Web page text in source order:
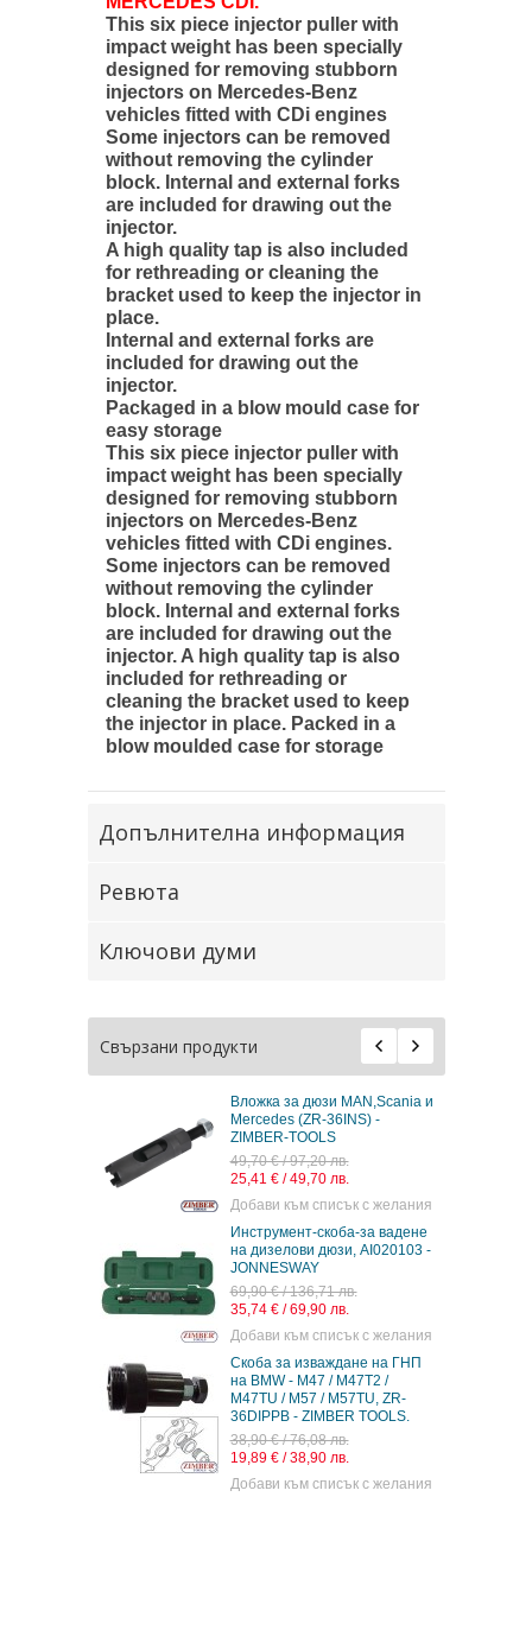
This six piece injector puller with
impact weight has been specially
designed for removing stubborn
injectors on Mercedes-Benz
vehicles fitted with CDi engines
Some injectors can be removed
without removing the cylinder
block. Internal and external forks
are included for drawing out the
injector.
A high quality tap is also included
for rethreading or cleaning the
bracket used to keep the injector in
place.
Internal and external forks are
included for drawing out the
injector.
Packaged in a blow mould case for
easy storage
This six piece injector puller with
impact weight has been specially
designed for removing stubborn
injectors on Mercedes-Benz
vehicles fitted with CDi engines.
Some injectors can be removed
without removing the cylinder
block. Internal and external forks
are included for drawing out the
injector. A high quality tap is also
included for rethreading or
cleaning the bracket used to keep
the injector in place. Packed in a
blow moulded case for storage
Допълнителна информация
Ревюта
Ключови думи
Свързани продукти
Вложка за дюзи MAN,Scania и
Mercedes (ZR-36INS) -
ZIMBER-TOOLS
49,70 € / 97,20 лв.
25,41 € / 49,70 лв.
Добави към списък с желания
Инструмент-скоба-за вадене
на дизелови дюзи, AI020103 -
JONNESWAY
69,90 € / 136,71 лв.
35,74 € / 69,90 лв.
Добави към списък с желания
Скоба за изваждане на ГНП
на BMW - M47 / M47T2 /
M47TU / M57 / M57TU, ZR-
36DIPPB - ZIMBER TOOLS.
38,90 € / 76,08 лв.
19,89 € / 38,90 лв.
Добави към списък с желания